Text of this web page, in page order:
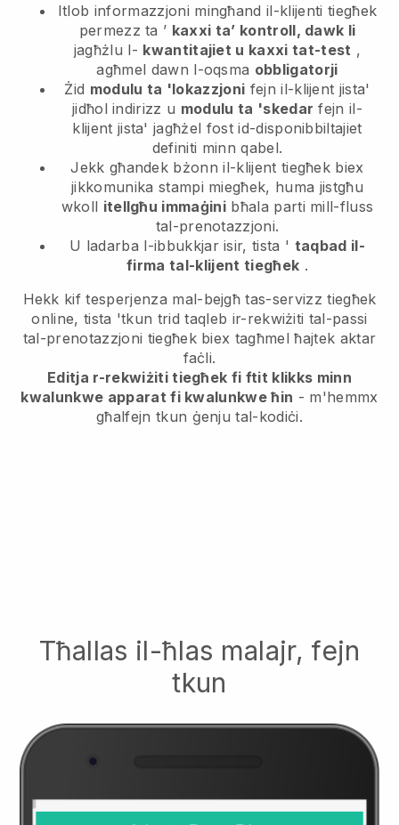
Itlob informazzjoni mingħand il-klijenti tiegħek
permezz ta ’ kaxxi ta’ kontroll, dawk li
jagħżlu l- kwantitajiet u kaxxi tat-test ,
agħmel dawn l-oqsma obbligatorji
Żid modulu ta 'lokazzjoni fejn il-klijent jista'
jidħol indirizz u modulu ta 'skedar fejn il-
klijent jista' jagħżel fost id-disponibbiltajiet
definiti minn qabel.
Jekk għandek bżonn il-klijent tiegħek biex
jikkomunika stampi miegħek, huma jistgħu
wkoll itellgħu immaġini bħala parti mill-fluss
tal-prenotazzjoni.
U ladarba l-ibbukkjar isir, tista ' taqbad il-
firma tal-klijent tiegħek .
Hekk kif tesperjenza mal-bejgħ tas-servizz tiegħek
online, tista 'tkun trid taqleb ir-rekwiżiti tal-passi
tal-prenotazzjoni tiegħek biex tagħmel ħajtek aktar
faċli.
Editja r-rekwiżiti tiegħek fi ftit klikks minn
kwalunkwe apparat fi kwalunkwe ħin - m'hemmx
għalfejn tkun ġenju tal-kodiċi.
Tħallas il-ħlas malajr, fejn
tkun